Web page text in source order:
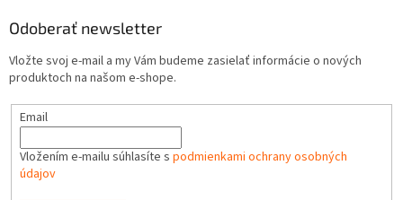
Odoberať newsletter
Vložte svoj e-mail a my Vám budeme zasielať informácie o nových
produktoch na našom e-shope.
Email
Vložením e-mailu súhlasíte s podmienkami ochrany osobných
údajov